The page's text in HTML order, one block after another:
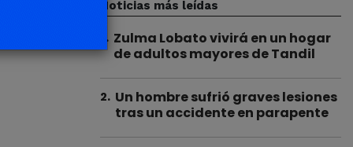
Noticias más leídas
. Zulma Lobato vivirá en un hogar
de adultos mayores de Tandil
2. Un hombre sufrió graves lesiones
tras un accidente en parapente